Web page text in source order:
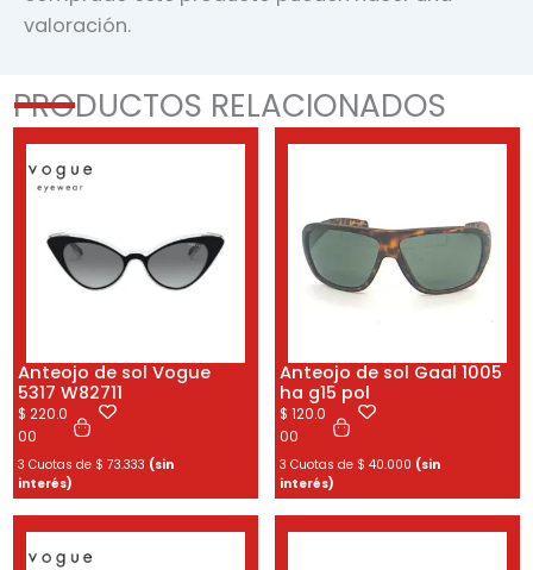
valoración.
PRODUCTOS RELACIONADOS
Anteojo de sol Vogue
5317 W82711
$ 220.0
00
3 Cuotas de $ 73.333 (sin
interés)
Anteojo de sol Gaal 1005
ha g15 pol
$ 120.0
00
3 Cuotas de $ 40.000 (sin
interés)